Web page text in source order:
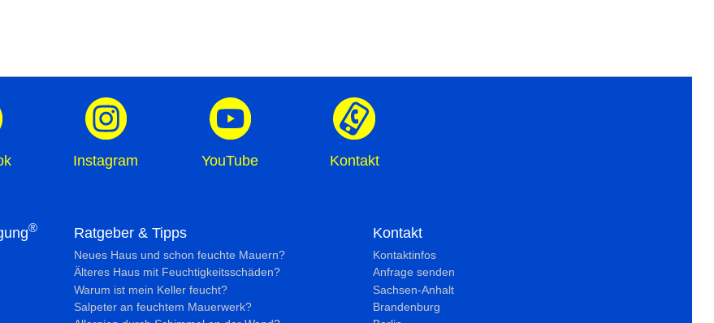
Instagram YouTube Kontakt
® Ratgeber & Tipps
Neues Haus und schon feuchte Mauern?
Älteres Haus mit Feuchtig­keits­schäden?
Warum ist mein Keller feucht?
Salpeter an feuchtem Mauerwerk?
Kontakt
Kontaktinfos
Anfrage senden
Sachsen-Anhalt
Brandenburg